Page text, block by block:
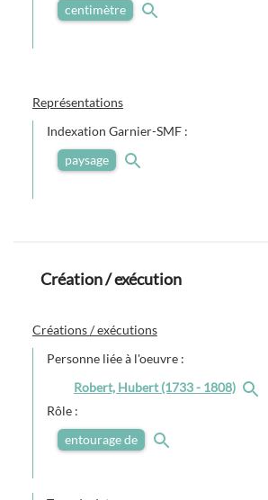
centimètre
Représentations
Indexation Garnier-SMF :
paysage
Création / exécution
Créations / exécutions
Personne liée à l'oeuvre :
Robert, Hubert (1733 - 1808)
Rôle :
entourage de